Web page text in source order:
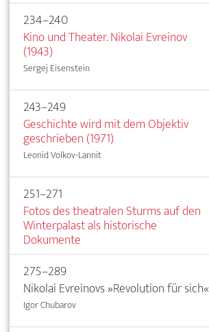
234–240
Kino und Theater. Nikolai Evreinov
(1943)
Sergej Eisenstein
243–249
Geschichte wird mit dem Objektiv
geschrieben (1971)
Leonid Volkov-Lannit
251–271
Fotos des theatralen Sturms auf den
Winterpalast als historische
Dokumente
275–289
Nikolai Evreinovs »Revolution für sich«
Igor Chubarov